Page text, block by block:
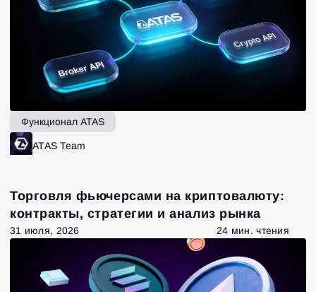
Функционал ATAS
ATAS Team
Торговля фьючерсами на криптовалюту:
контракты, стратегии и анализ рынка
31 июля, 2026 24 мин. чтения